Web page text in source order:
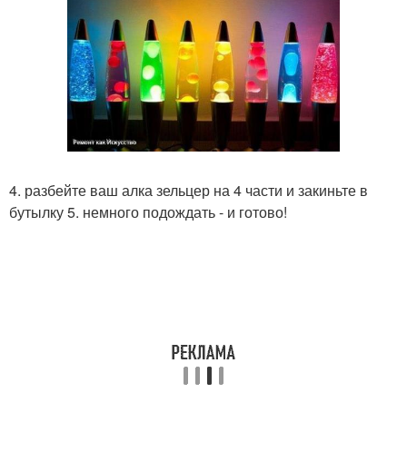
4. разбейте ваш алка зельцер на 4 части и закиньте в
бутылку 5. немного подождать - и готово!